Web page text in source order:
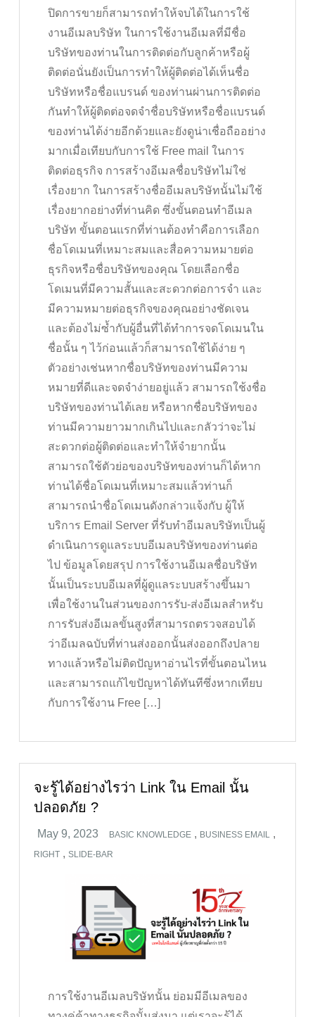
ปิดการขายก็สามารถทำให้จบได้ในการใช้
งานอีเมลบริษัท ในการใช้งานอีเมลที่มีชื่อ
บริษัทของท่านในการติดต่อกับลูกค้าหรือผู้
ติดต่อนั่นยังเป็นการทำให้ผู้ติดต่อได้เห็นชื่อ
บริษัทหรือชื่อแบรนด์ ของท่านผ่านการติดต่อ
กันทำให้ผู้ติดต่อจดจำชื่อบริษัทหรือชื่อแบรนด์
ของท่านได้ง่ายอีกด้วยและยังดูน่าเชื่อถืออย่าง
มากเมื่อเทียบกับการใช้ Free mail ในการ
ติดต่อธุรกิจ การสร้างอีเมลชื่อบริษัทไม่ใช่
เรื่องยาก ในการสร้างชื่ออีเมลบริษัทนั้นไม่ใช้
เรื่องยากอย่างที่ท่านคิด ซึ่งขั้นตอนทำอีเมล
บริษัท ขั้นตอนแรกที่ท่านต้องทำคือการเลือก
ชื่อโดเมนที่เหมาะสมและสื่อความหมายต่อ
ธุรกิจหรือชื่อบริษัทของคุณ โดยเลือกชื่อ
โดเมนที่มีความสั้นและสะดวกต่อการจำ และ
มีความหมายต่อธุรกิจของคุณอย่างชัดเจน
และต้องไม่ซ้ำกับผู้อื่นที่ได้ทำการจดโดเมนใน
ชื่อนั้น ๆ ไว้ก่อนแล้วก็สามารถใช้ได้ง่าย ๆ
ตัวอย่างเช่นหากชื่อบริษัทของท่านมีความ
หมายที่ดีและจดจำง่ายอยู่แล้ว สามารถใช้งชื่อ
บริษัทของท่านได้เลย หรือหากชื่อบริษัทของ
ท่านมีความยาวมากเกินไปและกลัวว่าจะไม่
สะดวกต่อผู้ติดต่อและทำให้จำยากนั้น
สามารถใช้ตัวย่อของบริษัทของท่านก็ได้หาก
ท่านได้ชื่อโดเมนที่เหมาะสมแล้วท่านก็
สามารถนำชื่อโดเมนดังกล่าวแจ้งกับ ผู้ให้
บริการ Email Server ที่รับทำอีเมลบริษัทเป็นผู้
ดำเนินการดูแลระบบอีเมลบริษัทของท่านต่อ
ไป ข้อมูลโดยสรุป การใช้งานอีเมลชื่อบริษัท
นั้นเป็นระบบอีเมลที่ผู้ดูแลระบบสร้างขึ้นมา
เพื่อใช้งานในส่วนของการรับ-ส่งอีเมลสำหรับ
การรับส่งอีเมลขั้นสูงที่สามารถตรวจสอบได้
ว่าอีเมลฉบับที่ท่านส่งออกนั้นส่งออกถึงปลาย
ทางแล้วหรือไม่ติดปัญหาอ่านไรที่ขั้นตอนไหน
และสามารถแก้ไขปัญหาได้ทันทีซึ่งหากเทียบ
กับการใช้งาน Free […]
จะรู้ได้อย่างไรว่า Link ใน Email นั้น
ปลอดภัย ?
BASIC KNOWLEDGE , BUSINESS EMAIL ,
RIGHT ,SLIDE-BAR
การใช้งานอีเมลบริษัทนั้น ย่อมมีอีเมลของ